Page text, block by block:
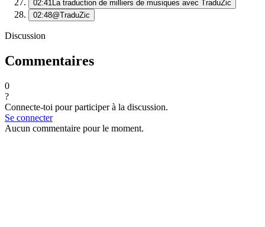
02:41La traduction de milliers de musiques avec TraduZic
02:48@TraduZic
Discussion
Commentaires
0
?
Connecte-toi pour participer à la discussion.
Se connecter
Aucun commentaire pour le moment.